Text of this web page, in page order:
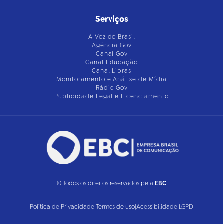
Serviços
A Voz do Brasil
Agência Gov
Canal Gov
Canal Educação
Canal Libras
Monitoramento e Análise de Mídia
Rádio Gov
Publicidade Legal e Licenciamento
© Todos os direitos reservados pela EBC
Política de Privacidade|Termos de uso|Acessibilidade|LGPD